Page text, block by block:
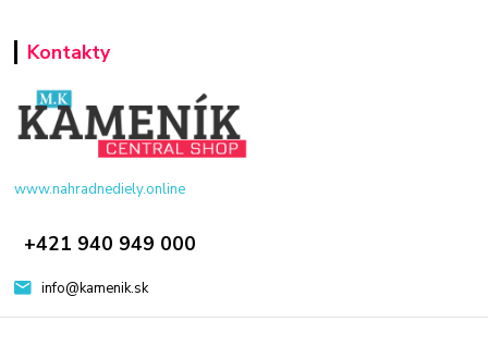
Kontakty
www.nahradnediely.online
+421 940 949 000
info@kamenik.sk